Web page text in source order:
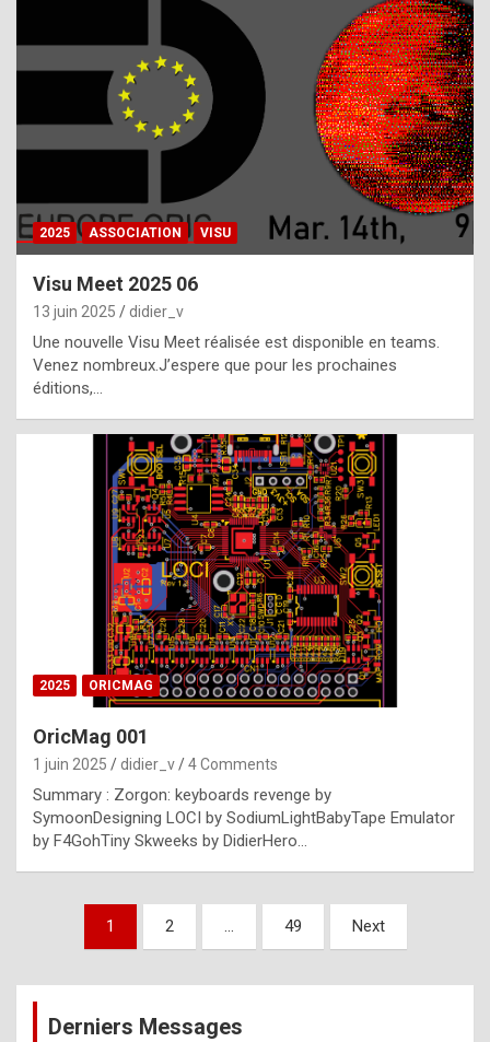
h
a
t
t
e
b
e
s
t
p
h
o
n
y
l
e
x
a
2025 ASSOCIATION VISU
Visu Meet 2025 06
13 juin 2025 didier_v
Une nouvelle Visu Meet réalisée est disponible en teams.
Venez nombreux.J’espere que pour les prochaines
éditions,…
2025 ORICMAG
OricMag 001
1 juin 2025 didier_v 4 Comments
Summary : Zorgon: keyboards revenge by
SymoonDesigning LOCI by SodiumLightBabyTape Emulator
by F4GohTiny Skweeks by DidierHero…
Pagination
publications
1 2 … 49 Next
Derniers Messages